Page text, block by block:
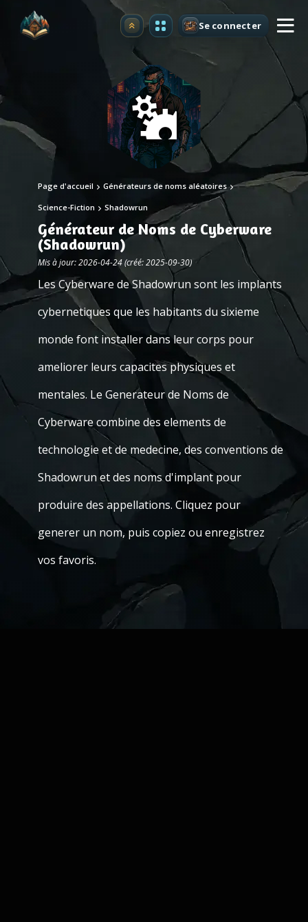
Premium Se connecter
Page d'accueil Générateurs de noms aléatoires
Science-Fiction Shadowrun
Générateur de Noms de Cyberware
(Shadowrun)
Mis à jour: 2026-04-24 (créé: 2025-09-30)
Les Cyberware de Shadowrun sont les implants
cybernetiques que les habitants du sixieme
monde font installer dans leur corps pour
ameliorer leurs capacites physiques et
mentales. Le Generateur de Noms de
Cyberware combine des elements de
technologie et de medecine, des conventions de
Shadowrun et des noms d'implant pour
produire des appellations. Cliquez pour
generer un nom, puis copiez ou enregistrez
vos favoris.